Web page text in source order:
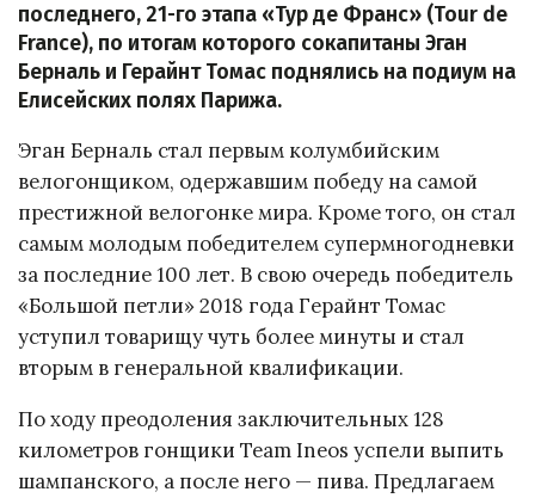
последнего, 21-го этапа «Тур де Франс» (Tour de
France), по итогам которого сокапитаны Эган
Берналь и Герайнт Томас поднялись на подиум на
Елисейских полях Парижа.
Эган Берналь стал первым колумбийским
велогонщиком, одержавшим победу на самой
престижной велогонке мира. Кроме того, он стал
самым молодым победителем супермногодневки
за последние 100 лет. В свою очередь победитель
«Большой петли» 2018 года Герайнт Томас
уступил товарищу чуть более минуты и стал
вторым в генеральной квалификации.
По ходу преодоления заключительных 128
километров гонщики Team Ineos успели выпить
шампанского, а после него — пива. Предлагаем